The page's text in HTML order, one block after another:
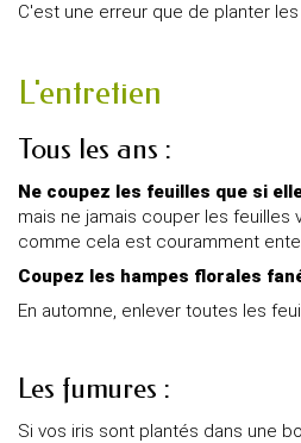
C'est une erreur que de planter
L'entretien
Tous les ans :
Ne coupez les feuilles que si
mais ne jamais couper les feuilles
comme cela est couramment
Coupez les hampes florales
En automne, enlever toutes les
Les fumures :
Si vos iris sont plantés dans une